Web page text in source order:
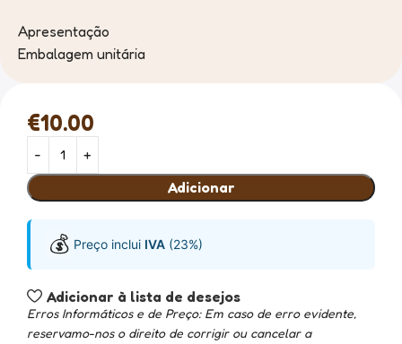
Apresentação
Embalagem unitária
€10.00
Adicionar
💰 Preço inclui IVA (23%)
Adicionar à lista de desejos
Erros Informáticos e de Preço: Em caso de erro evidente,
reservamo-nos o direito de corrigir ou cancelar a